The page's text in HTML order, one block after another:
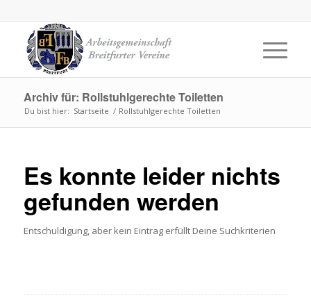
Archiv für: Rollstuhlgerechte Toiletten
Du bist hier: Startseite / Rollstuhlgerechte Toiletten
Es konnte leider nichts
gefunden werden
Entschuldigung, aber kein Eintrag erfüllt Deine Suchkriterien